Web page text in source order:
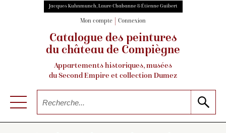
Jacques Kuhnmunch, Laure Chabanne & Étienne Guibert
Mon compte Connexion
Catalogue des peintures
du château de Compiègne
Appartements historiques, musées
du Second Empire et collection Dumez